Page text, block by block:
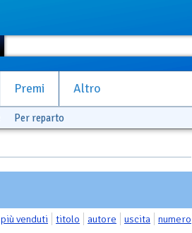
Premi Altro
Per reparto
più venduti titolo autore uscita numero